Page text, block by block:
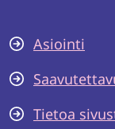
Asiointi
Tietoa